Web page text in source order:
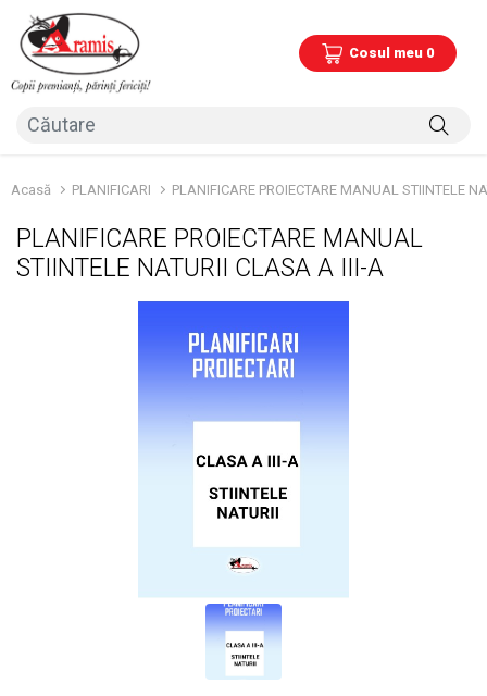
Cosul meu 0
Acasă PLANIFICARI PLANIFICARE PROIECTARE MANUAL STIINTELE
PLANIFICARE PROIECTARE MANUAL
STIINTELE NATURII CLASA A III-A